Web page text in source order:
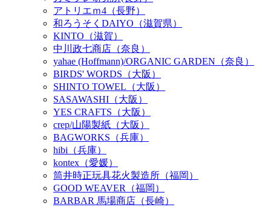
アトリエｍ4（長野）
和ろうそくDAIYO（滋賀県）
KINTO（滋賀）
中川政七商店（奈良）
yahae (Hoffmann)/ORGANIC GARDEN（奈良）
BIRDS' WORDS（大阪）
SHINTO TOWEL（大阪）
SASAWASHI（大阪）
YES CRAFTS（大阪）
crep/山陽製紙（大阪）
BAGWORKS（兵庫）
hibi（兵庫）
kontex（愛媛）
筒井時正玩具花火製造所（福岡）
GOOD WEAVER（福岡）
BARBAR 馬場商店（長崎）